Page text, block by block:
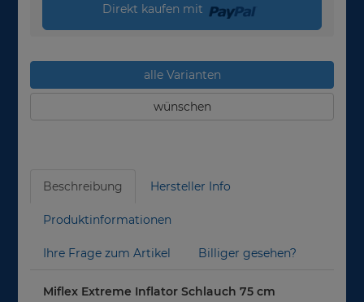
Direkt kaufen mit
alle Varianten
wünschen
Beschreibung Hersteller Info
Produktinformationen
Ihre Frage zum Artikel Billiger gesehen?
Miflex Extreme Inflator Schlauch 75 cm